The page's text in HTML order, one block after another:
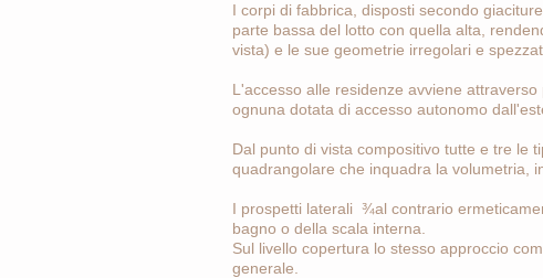
I corpi di fabbrica, disposti secondo
parte bassa del lotto con quella alta,
vista) e le sue geometrie irregolari e
L'accesso alle residenze avviene
ognuna dotata di accesso autonomo
Dal punto di vista compositivo tutte e tre le
quadrangolare che inquadra la volumetria,
I prospetti laterali ¾al contrario
bagno o della scala interna.
Sul livello copertura lo stesso approccio
generale.